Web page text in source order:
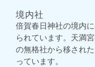
境内社
倍賀春日神社の境内
られています。天満
の無格社から移され
っています。